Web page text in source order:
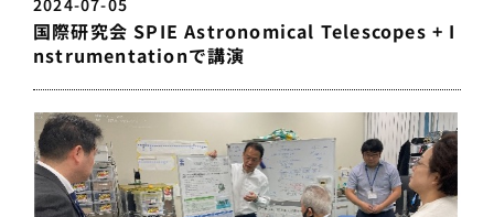
2024-07-05
国際研究会 SPIE Astronomical Telescopes + I
nstrumentationで講演